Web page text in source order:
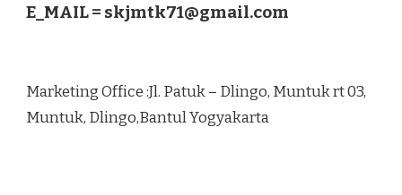
E_MAIL = skjmtk71@gmail.com
Marketing Office :Jl. Patuk – Dlingo, Muntuk rt 03,
Muntuk, Dlingo,Bantul Yogyakarta